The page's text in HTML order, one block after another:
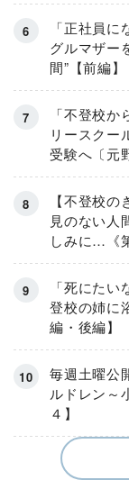
「正社員
グルマザー
間”【前編】
「不登校
リースクー
受験へ〔元
【不登校
見のない人
しみに…《
「死にた
登校の姉に
編・後編】
毎週土曜公
ルドレン～
４】